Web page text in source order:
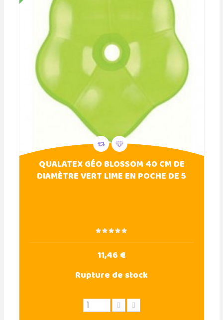
QUALATEX GÉO BLOSSOM 40 CM DE
DIAMÈTRE VERT LIME EN POCHE DE 5
11,46 €
Rupture de stock